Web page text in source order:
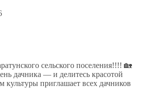
сельского поселения!!!! 🏡
дачника — и делитесь красотой
культуры приглашает всех дачников